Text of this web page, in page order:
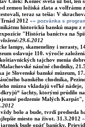
zemou ložiská zlata a
teraz sa tešia: V
2012 »» pozvánka s
historickú banskú mapu z
"História baníctva na
vložené:29.6.2012
lampy, skameneliny i nerasty,
oslavuje 110. výročie
tajchov menia
náučné chodníky,
je Slovenské banské múzeum,
banského chodníka,
múzea vkladajú veľké nádeje,
šachty, ktorými prúdilo
podzemie Malých
bolo a bude, tvrdí predseda
miesto na život. 31.3.2012
bude opäť banícky,